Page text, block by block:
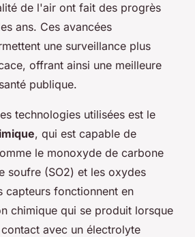
de l'air ont fait des progrès
ans. Ces avancées
une surveillance plus
offrant ainsi une meilleure
publique.
technologies utilisées est le
, qui est capable de
le monoxyde de carbone
soufre (SO2) et les oxydes
capteurs fonctionnent en
chimique qui se produit lorsque
avec un électrolyte